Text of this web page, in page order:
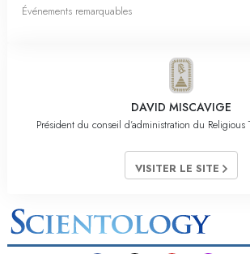
Événements remarquables
DAVID MISCAVIGE
Président du conseil d’administration du Religious
VISITER LE SITE